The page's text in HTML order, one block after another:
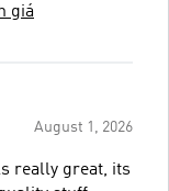
giá
August 1, 2026
really great, its